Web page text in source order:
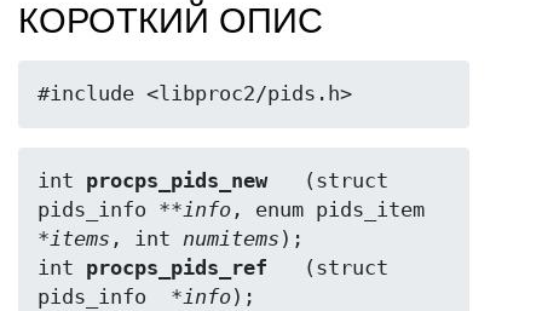
КОРОТКИЙ ОПИС
#include <libproc2/pids.h>
int procps_pids_new
(struct
pids_info **info , enum pids_item
*items , int numitems );
int procps_pids_ref
(struct
pids_info  *info);